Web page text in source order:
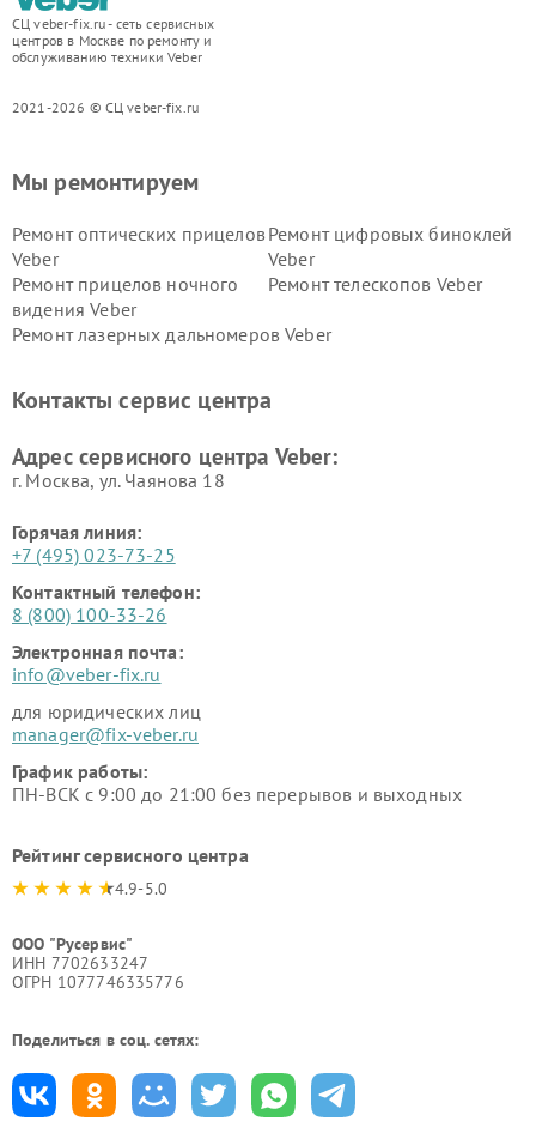
СЦ veber-fix.ru - сеть сервисных
центров в Москве по ремонту и
обслуживанию техники Veber
2021-2026 © СЦ veber-fix.ru
Мы ремонтируем
Ремонт оптических прицелов
Veber
Ремонт цифровых биноклей
Veber
Ремонт прицелов ночного
видения Veber
Ремонт телескопов Veber
Ремонт лазерных дальномеров Veber
Контакты сервис центра
Адрес сервисного центра Veber:
г. Москва, ул. Чаянова 18
Горячая линия:
+7 (495) 023-73-25
Контактный телефон:
8 (800) 100-33-26
Электронная почта:
info@veber-fix.ru
для юридических лиц
manager@fix-veber.ru
График работы:
ПН-ВСК с 9:00 до 21:00 без перерывов и выходных
Рейтинг сервисного центра
4.9-5.0
ООО "Русервис"
ИНН 7702633247
ОГРН 1077746335776
Поделиться в соц. сетях: